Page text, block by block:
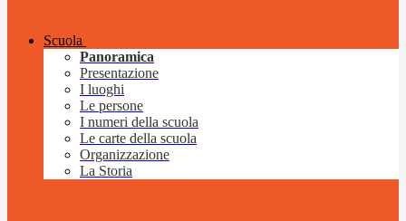
Scuola
Panoramica
Presentazione
I luoghi
Le persone
I numeri della scuola
Le carte della scuola
Organizzazione
La Storia